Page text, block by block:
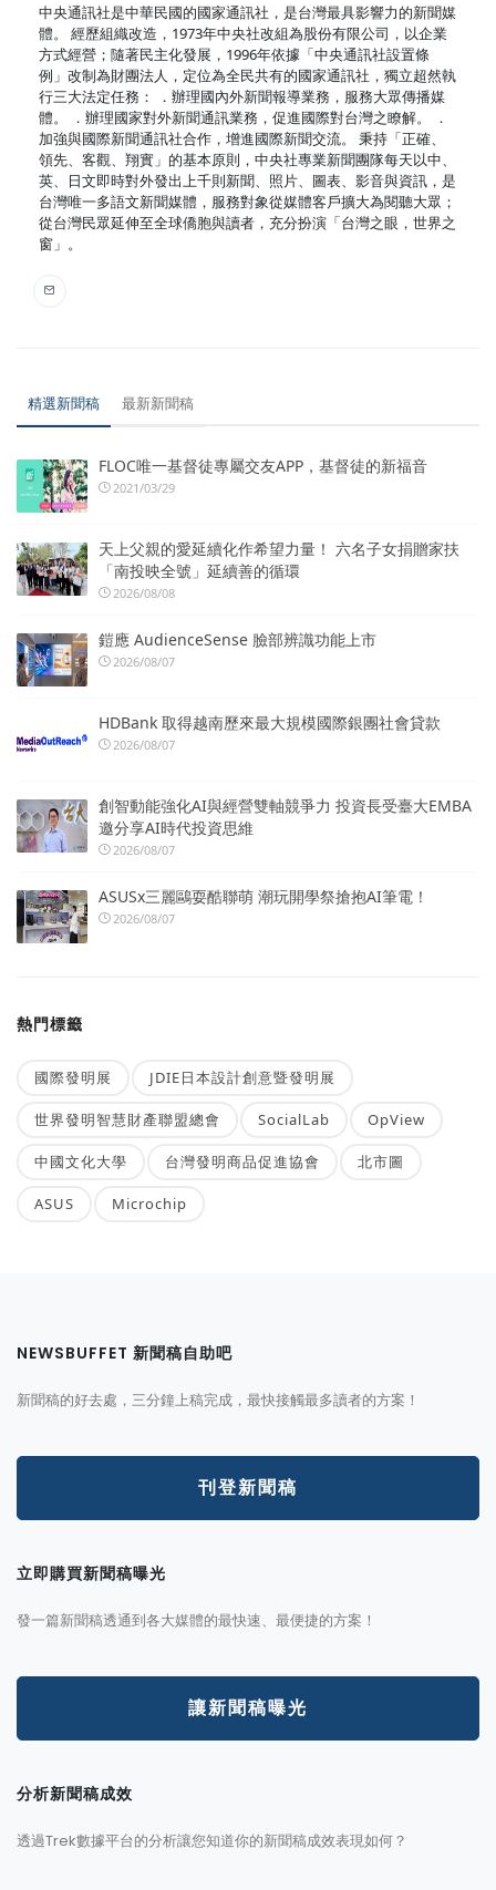
中央通訊社是中華民國的國家通訊社，是台灣最具影響力的新聞媒
體。 經歷組織改造，1973年中央社改組為股份有限公司，以企業
方式經營；隨著民主化發展，1996年依據「中央通訊社設置條
例」改制為財團法人，定位為全民共有的國家通訊社，獨立超然執
行三大法定任務： ．辦理國內外新聞報導業務，服務大眾傳播媒
體。 ．辦理國家對外新聞通訊業務，促進國際對台灣之瞭解。 ．
加強與國際新聞通訊社合作，增進國際新聞交流。 秉持「正確、
領先、客觀、翔實」的基本原則，中央社專業新聞團隊每天以中、
英、日文即時對外發出上千則新聞、照片、圖表、影音與資訊，是
台灣唯一多語文新聞媒體，服務對象從媒體客戶擴大為閱聽大眾；
從台灣民眾延伸至全球僑胞與讀者，充分扮演「台灣之眼，世界之
窗」。
精選新聞稿 最新新聞稿
FLOC唯一基督徒專屬交友APP，基督徒的新福音
2021/03/29
天上父親的愛延續化作希望力量！ 六名子女捐贈家扶
「南投映全號」延續善的循環
2026/08/08
鎧應 AudienceSense 臉部辨識功能上市
2026/08/07
HDBank 取得越南歷來最大規模國際銀團社會貸款
2026/08/07
創智動能強化AI與經營雙軸競爭力 投資長受臺大EMBA
邀分享AI時代投資思維
2026/08/07
ASUSx三麗鷗耍酷聯萌 潮玩開學祭搶抱AI筆電！
2026/08/07
熱門標籤
國際發明展 JDIE日本設計創意暨發明展
世界發明智慧財產聯盟總會 SocialLab OpView
中國文化大學 台灣發明商品促進協會 北市圖
ASUS Microchip
NEWSBUFFET 新聞稿自助吧
新聞稿的好去處，三分鐘上稿完成，最快接觸最多讀者的方案！
刊登新聞稿
立即購買新聞稿曝光
發一篇新聞稿透通到各大媒體的最快速、最便捷的方案！
讓新聞稿曝光
分析新聞稿成效
透過Trek數據平台的分析讓您知道你的新聞稿成效表現如何？